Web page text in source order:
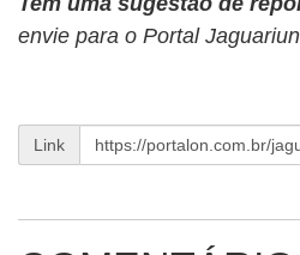
envie para o Portal
Link